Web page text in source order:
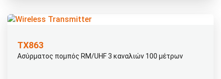
ΤΧ863
Ασύρματος πομπός RM/UHF 3 καναλιών 100 μέτρων